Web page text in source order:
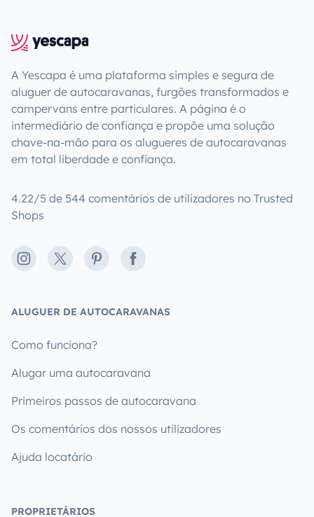
A Yescapa é uma plataforma simples e segura de
aluguer de autocaravanas, furgões transformados e
campervans entre particulares. A página é o
intermediário de confiança e propõe uma solução
chave-na-mão para os alugueres de autocaravanas
em total liberdade e confiança.
4.22/5 de 544 comentários de utilizadores no Trusted
Shops
Instagram
X PinterestFacebook
ALUGUER DE AUTOCARAVANAS
Como funciona?
Alugar uma autocaravana
Primeiros passos de autocaravana
Os comentários dos nossos utilizadores
Ajuda locatário
PROPRIETÁRIOS